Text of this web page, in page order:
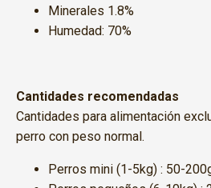
Minerales 1.8%
Humedad: 70%
Cantidades recomendadas
Cantidades para alimentación
perro con peso normal.
Perros mini (1-5kg) : 50-